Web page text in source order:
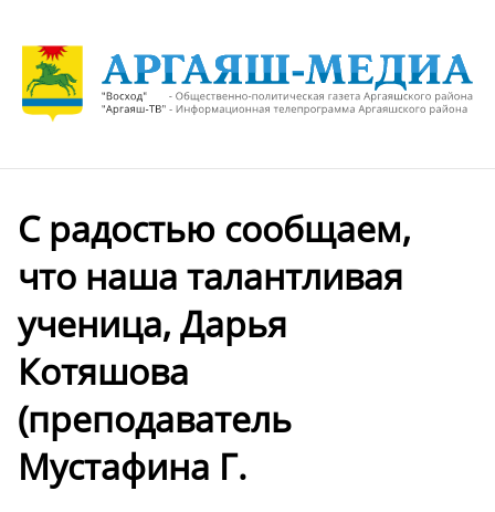
С радостью сообщаем,
что наша талантливая
ученица, Дарья
Котяшова
(преподаватель
Мустафина Г.